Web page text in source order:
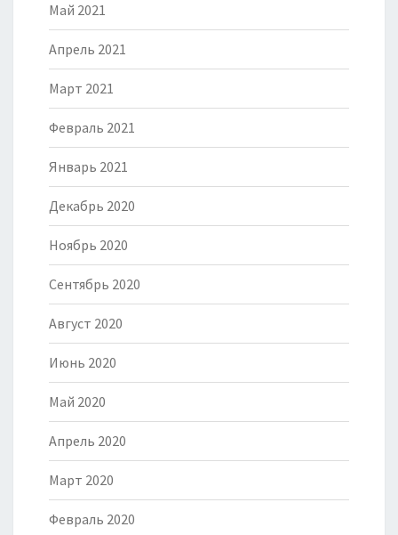
Май 2021
Апрель 2021
Март 2021
Февраль 2021
Январь 2021
Декабрь 2020
Ноябрь 2020
Сентябрь 2020
Август 2020
Июнь 2020
Май 2020
Апрель 2020
Март 2020
Февраль 2020